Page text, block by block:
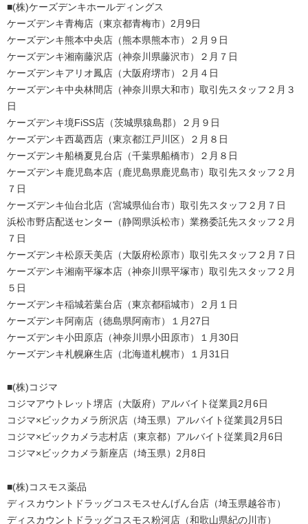
■(株)ケーズデンキホールディングス
ケーズデンキ青梅店（東京都青梅市）2月9日
ケーズデンキ熊本中央店（熊本県熊本市）２月９日
ケーズデンキ湘南藤沢店（神奈川県藤沢市）２月７日
ケーズデンキアリオ鳳店（大阪府堺市）２月４日
ケーズデンキ中央林間店（神奈川県大和市）取引先スタッフ２月３
日
ケーズデンキ境FiSS店（茨城県猿島郡）２月９日
ケーズデンキ西葛西店（東京都江戸川区）２月８日
ケーズデンキ船橋夏見台店（千葉県船橋市）２月８日
ケーズデンキ鹿児島本店（鹿児島県鹿児島市）取引先スタッフ２月
７日
ケーズデンキ仙台北店（宮城県仙台市）取引先スタッフ２月７日
浜松市野店配送センター（静岡県浜松市）業務委託先スタッフ２月
７日
ケーズデンキ松原天美店（大阪府松原市）取引先スタッフ２月７日
ケーズデンキ湘南平塚本店（神奈川県平塚市）取引先スタッフ２月
５日
ケーズデンキ稲城若葉台店（東京都稲城市）２月１日
ケーズデンキ阿南店（徳島県阿南市）１月27日
ケーズデンキ小田原店（神奈川県小田原市）１月30日
ケーズデンキ札幌麻生店（北海道札幌市）１月31日
■(株)コジマ
コジマアウトレット堺店（大阪府）アルバイト従業員2月6日
コジマ×ビックカメラ所沢店（埼玉県）アルバイト従業員2月5日
コジマ×ビックカメラ志村店（東京都）アルバイト従業員2月6日
コジマ×ビックカメラ新座店（埼玉県）2月8日
■(株)コスモス薬品
ディスカウントドラッグコスモスせんげん台店（埼玉県越谷市）
ディスカウントドラッグコスモス粉河店（和歌山県紀の川市）